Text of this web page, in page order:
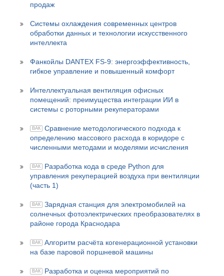
продаж
Системы охлаждения современных центров
обработки данных и технологии искусственного
интеллекта
Фанкойлы DANTEX FS‑9: энергоэффективность,
гибкое управление и повышенный комфорт
Интеллектуальная вентиляция офисных
помещений: преимущества интеграции ИИ в
системы с роторными рекуператорами
ВАК
Сравнение методологического подхода к
определению массового расхода в коридоре с
численными методами и моделями исчисления
ВАК
Разработка кода в среде Python для
управления рекуперацией воздуха при вентиляции
(часть 1)
ВАК
Зарядная станция для электромобилей на
солнечных фотоэлектрических преобразователях в
районе города Краснодара
ВАК
Алгоритм расчёта когенерационной установки
на базе паровой поршневой машины
ВАК Разработка и оценка мероприятий по